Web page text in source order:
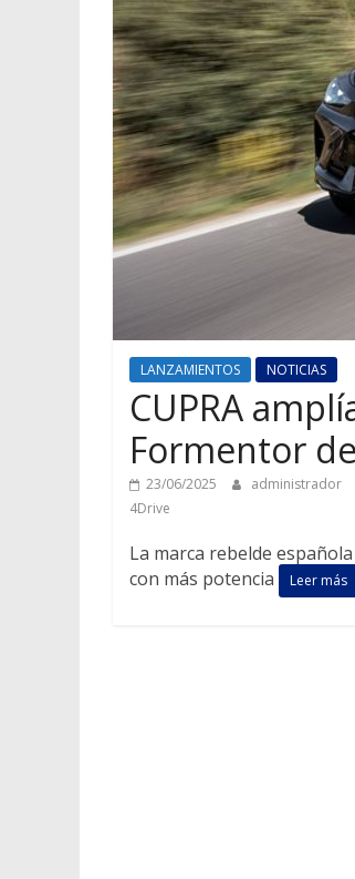
LANZAMIENTOS NOTICIAS
CUPRA
Formentor
23/06/2025 administrador
4Drive
La marca rebelde
con más potencia
Leer más